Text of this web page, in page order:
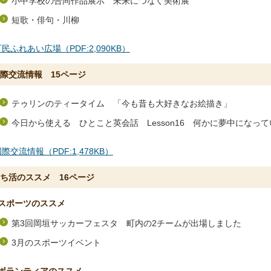
短歌・俳句・川柳
ふれあい広場（PDF:2,090KB）
際交流情報 15ページ
テゥリンのティータイム 「今も昔も大好きなお絵描き」
今日から使える ひとこと英会話 Lesson16 何かに夢中になって
際交流情報（PDF:1,478KB）
ち活のススメ 16ページ
ポーツのススメ
第3回岡垣サッカーフェスタ 町内の2チームが出場しました
3月のスポーツイベント